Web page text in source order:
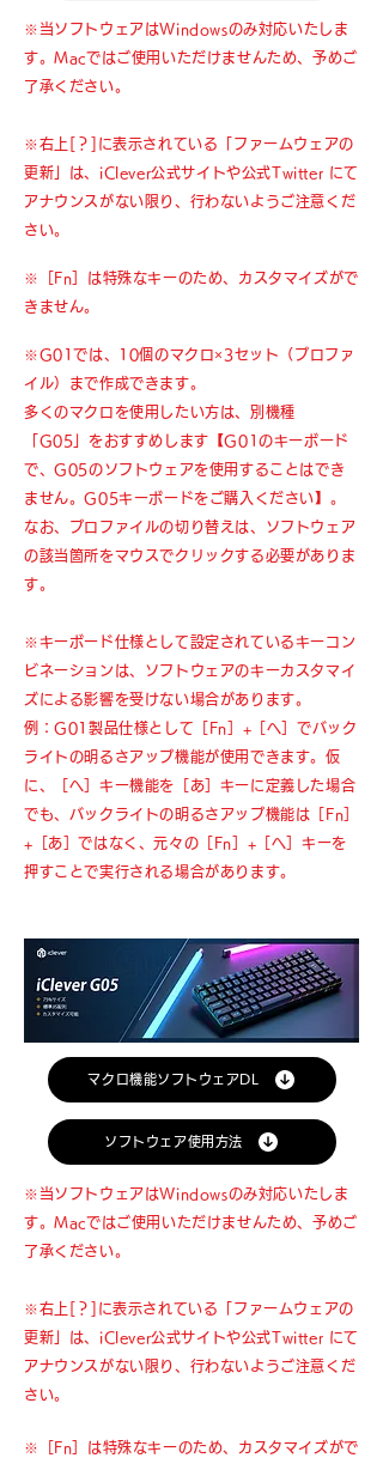
※当ソフトウェアはWindowsのみ対応いたしま
す。Macではご使用いただけませんため、予めご
了承ください。
※右上[？]に表示されている「ファームウェアの
更新」は、iClever公式サイトや公式Twitter にて
アナウンスがない限り、行わないようご注意くだ
さい。
※［Fn］は特殊なキーのため、カスタマイズがで
きません。
※G01では、10個のマクロ×3セット（プロファ
イル）まで作成できます。
多くのマクロを使用したい方は、別機種
「G05」をおすすめします【G01のキーボード
で、G05のソフトウェアを使用することはでき
ません。G05キーボードをご購入ください】。
なお、プロファイルの切り替えは、ソフトウェア
の該当箇所をマウスでクリックする必要がありま
す。
※キーボード仕様として設定されているキーコン
ビネーションは、ソフトウェアのキーカスタマイ
ズによる影響を受けない場合があります。
例：G01製品仕様として［Fn］+［へ］でバック
ライトの明るさアップ機能が使用できます。仮
に、［へ］キー機能を［あ］キーに定義した場合
でも、バックライトの明るさアップ機能は［Fn］
+［あ］ではなく、元々の［Fn］+［へ］キーを
押すことで実行される場合があります。
マクロ機能ソフトウェアDL
ソフトウェア使用方法
※当ソフトウェアはWindowsのみ対応いたしま
す。Macではご使用いただけませんため、予めご
了承ください。
※右上[？]に表示されている「ファームウェアの
更新」は、iClever公式サイトや公式Twitter にて
アナウンスがない限り、行わないようご注意くだ
さい。
​※［Fn］は特殊なキーのため、カスタマイズがで